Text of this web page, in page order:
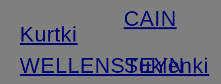
Kurtki
WELLENSTEYN
CAIN
Sukienki